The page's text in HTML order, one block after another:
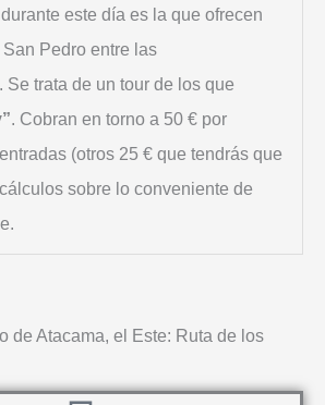
este día es la que ofrecen
Pedro entre las
Se trata de un tour de los que
. Cobran en torno a 50 € por
(otros 25 € que tendrás que
sobre lo conveniente de
de Atacama, el Este: Ruta de los